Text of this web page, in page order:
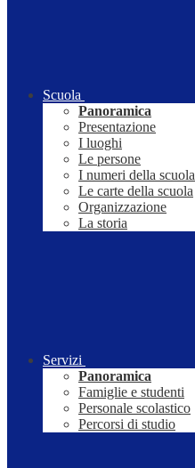
Scuola
Panoramica
Presentazione
I luoghi
Le persone
I numeri della scuola
Le carte della scuola
Organizzazione
La storia
Servizi
Panoramica
Famiglie e studenti
Personale scolastico
Percorsi di studio